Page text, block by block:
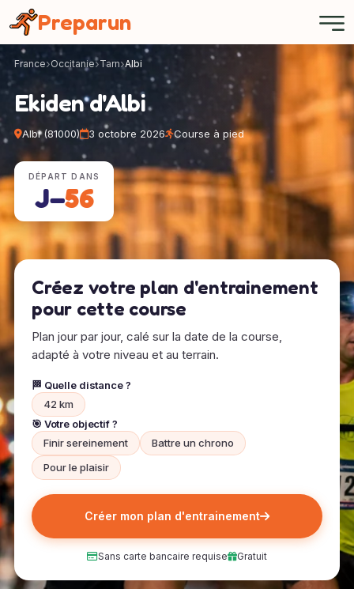
Preparun
France Occitanie Tarn Albi
Ekiden d'Albi
Albi (81000) 3 octobre 2026 Course à pied
DÉPART DANS
J−56
Créez votre plan d'entrainement
pour cette course
Plan jour par jour, calé sur la date de la course,
adapté à votre niveau et au terrain.
🏁 Quelle distance ?
42 km
🎯 Votre objectif ?
Finir sereinement
Battre un chrono
Pour le plaisir
Créer mon plan d'entrainement
Sans carte bancaire requise Gratuit
Panneau de gestion des cookies